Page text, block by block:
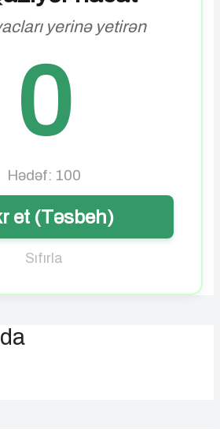
yerinə yetirən
0
Hədəf: 100
et (Təsbeh)
Sıfırla